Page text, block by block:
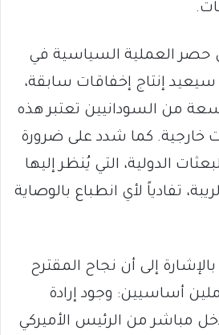
حصر العملية السياسية في
إنتاج إخفاقات سابقة،
من السودانيين تعتبر هذه
خارجية. كما شدد على ضرورة
الدولية، التي يُنظر إليها
تفادياً لأي انطباع بالوصاية
إلى أن نجاح المقترح
أساسيين: وجود إرادة
مباشر من الرئيس الأميركي